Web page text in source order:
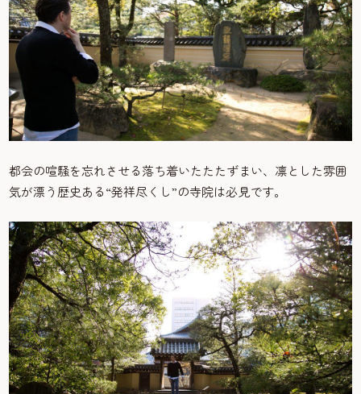
都会の喧騒を忘れさせる落ち着いたたたずまい、凛とした雰囲
気が漂う歴史ある“発祥尽くし”の寺院は必見です。